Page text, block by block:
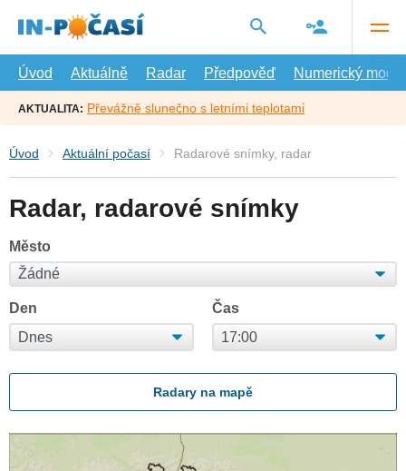
hlavní
Úvod
Aktuálně Radar Předpověď Numerický model
AKTUALITA: Převážně slunečno s letními teplotami
Úvod Aktuální počasí Radarové snímky, radar
Radar, radarové snímky
Město
Den Čas
Radary na mapě